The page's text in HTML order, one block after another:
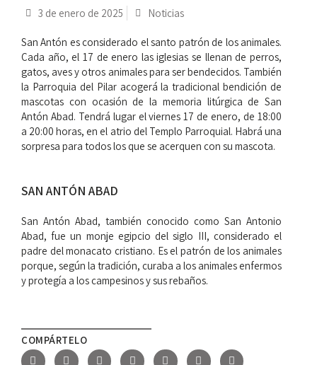
3 de enero de 2025 Noticias
San Antón es considerado el santo patrón de los animales.
Cada año, el 17 de enero las iglesias se llenan de perros,
gatos, aves y otros animales para ser bendecidos. También
la Parroquia del Pilar acogerá la tradicional bendición de
mascotas con ocasión de la memoria litúrgica de San
Antón Abad. Tendrá lugar el viernes 17 de enero, de 18:00
a 20:00 horas, en el atrio del Templo Parroquial. Habrá una
sorpresa para todos los que se acerquen con su mascota.
SAN ANTÓN ABAD
San Antón Abad, también conocido como San Antonio
Abad, fue un monje egipcio del siglo III, considerado el
padre del monacato cristiano. Es el patrón de los animales
porque, según la tradición, curaba a los animales enfermos
y protegía a los campesinos y sus rebaños.
COMPÁRTELO